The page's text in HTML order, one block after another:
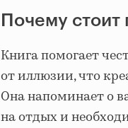
Почему стоит
Книга помогает
от иллюзии, что
Она напоминает о
на отдых и